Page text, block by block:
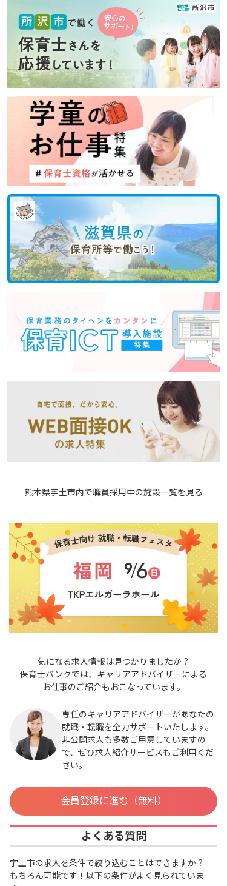
熊本県宇土市内で職員採用中の施設一覧を見る
気になる求人情報は見つかりましたか？
保育士バンクでは、キャリアアドバイザーによる
お仕事のご紹介もおこなっています。
専任のキャリアアドバイザーがあなたの
就職・転職を全力サポートいたします。
非公開求人も多数ご用意していますの
で、ぜひ求人紹介サービスもご利用くだ
さい。
会員登録に進む（無料）
よくある質問
宇土市の求人を条件で絞り込むことはできますか？
もちろん可能です！以下の条件がよく見られていま